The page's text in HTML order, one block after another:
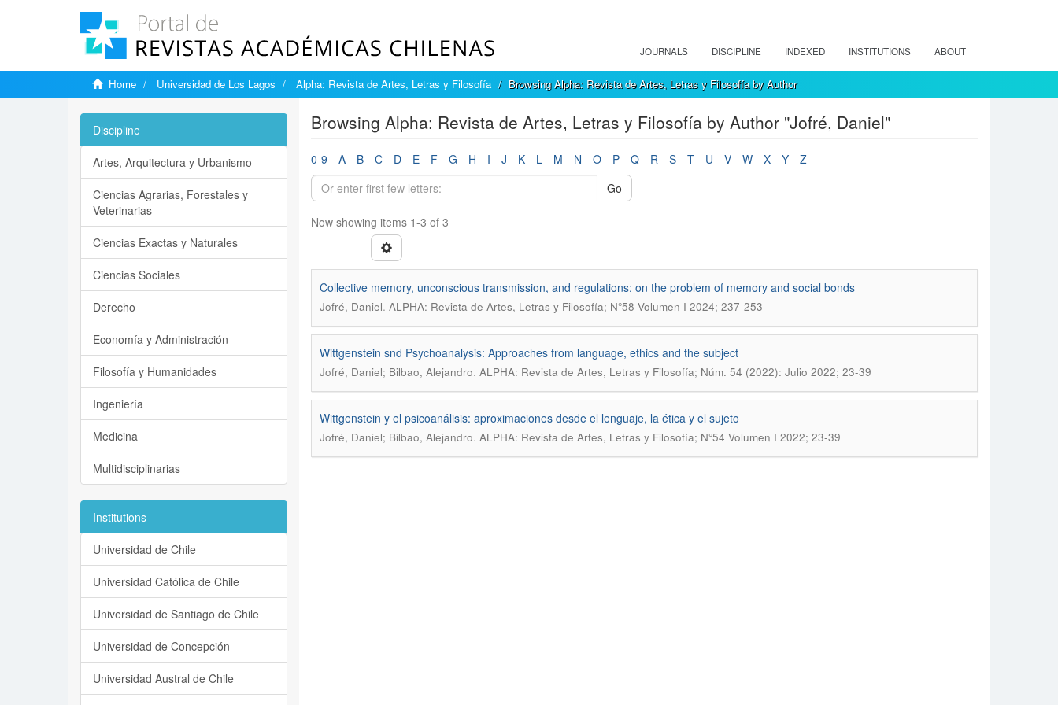
JOURNALS DISCIPLINE INDEXED INSTITUTIONS ABOUT
Home Universidad de Los Lagos Alpha: Revista de Artes, Letras y Filosofía Browsing Alpha: Revista de Artes, Letras y Filosofía by Author
Browsing Alpha: Revista de Artes, Letras y Filosofía by Author "Jofré, Daniel"
0-9 A B C D E F G H I J K L M N O P Q R S T U V W X Y
Z
Go
Now showing items 1-3 of 3
Collective memory, unconscious transmission, and regulations: on the problem of memory and social bonds
Jofré, Daniel. ALPHA: Revista de Artes, Letras y Filosofía; N°58 Volumen I 2024; 237-253
Wittgenstein snd Psychoanalysis: Approaches from language, ethics and the subject
Jofré, Daniel; Bilbao, Alejandro. ALPHA: Revista de Artes, Letras y Filosofía; Núm. 54 (2022): Julio 2022; 23-39
Wittgenstein y el psicoanálisis: aproximaciones desde el lenguaje, la ética y el sujeto
Jofré, Daniel; Bilbao, Alejandro. ALPHA: Revista de Artes, Letras y Filosofía; N°54 Volumen I 2022; 23-39
Discipline
Artes, Arquitectura y Urbanismo
Ciencias Agrarias, Forestales y
Veterinarias
Ciencias Exactas y Naturales
Ciencias Sociales
Derecho
Economía y Administración
Filosofía y Humanidades
Ingeniería
Medicina
Multidisciplinarias
Institutions
Universidad de Chile
Universidad Católica de Chile
Universidad de Santiago de Chile
Universidad de Concepción
Universidad Austral de Chile